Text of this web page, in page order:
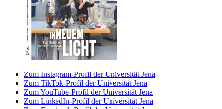
Zum Instagram-Profil der Universität Jena
Zum TikTok-Profil der Universität Jena
Zum YouTube-Profil der Universität Jena
Zum LinkedIn-Profil der Universität Jena